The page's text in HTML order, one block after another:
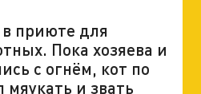
приюте для
Пока хозяева и
с огнём, кот по
мяукать и звать